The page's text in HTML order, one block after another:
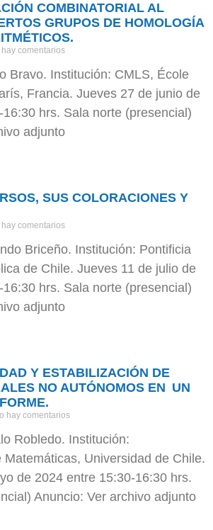
COMBINATORIAL AL
GRUPOS DE HOMOLOGÍA
hay comentarios
Bravo. Institución: CMLS, École
Francia. Jueves 27 de junio de
hrs. Sala norte (presencial)
adjunto
SUS COLORACIONES Y
hay comentarios
Briceño. Institución: Pontificia
de Chile. Jueves 11 de julio de
hrs. Sala norte (presencial)
adjunto
Y ESTABILIZACIÓN DE
NO AUTÓNOMOS EN UN
hay comentarios
Robledo. Institución:
Matemáticas, Universidad de Chile.
de 2024 entre 15:30-16:30 hrs.
Anuncio: Ver archivo adjunto